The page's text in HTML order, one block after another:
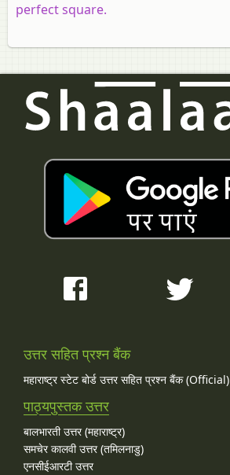
perfect square.
उत्तर सहित प्रश्न बैंक
महाराष्ट्र स्टेट बोर्ड उत्तर सहित प्रश्न बैंक (Official)
पाठ्यपुस्तक उत्तर
बालभारती उत्तर (महाराष्ट्र)
समचेर कालवी उत्तर (तमिलनाडु)
एनसीईआरटी उत्तर